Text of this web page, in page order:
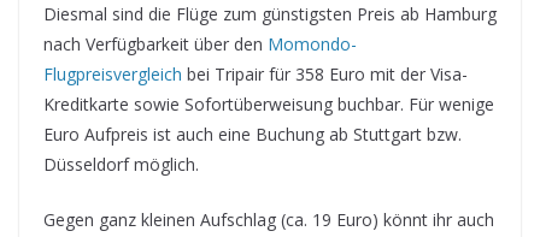
Diesmal sind die Flüge zum günstigsten Preis ab Hamburg
nach Verfügbarkeit über den Momondo-
Flugpreisvergleich bei Tripair für 358 Euro mit der Visa-
Kreditkarte sowie Sofortüberweisung buchbar. Für wenige
Euro Aufpreis ist auch eine Buchung ab Stuttgart bzw.
Düsseldorf möglich.
Gegen ganz kleinen Aufschlag (ca. 19 Euro) könnt ihr auch